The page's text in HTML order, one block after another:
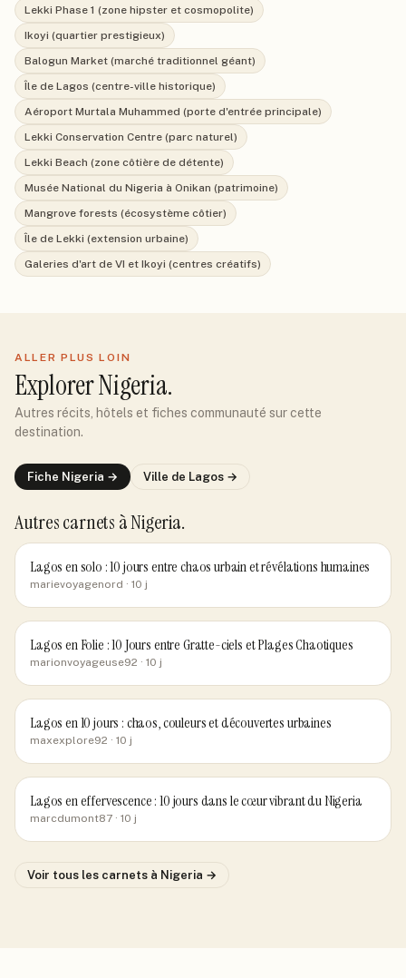
Lekki Phase 1 (zone hipster et cosmopolite)
Ikoyi (quartier prestigieux)
Balogun Market (marché traditionnel géant)
Île de Lagos (centre-ville historique)
Aéroport Murtala Muhammed (porte d'entrée principale)
Lekki Conservation Centre (parc naturel)
Lekki Beach (zone côtière de détente)
Musée National du Nigeria à Onikan (patrimoine)
Mangrove forests (écosystème côtier)
Île de Lekki (extension urbaine)
Galeries d'art de VI et Ikoyi (centres créatifs)
ALLER PLUS LOIN
ExplorerNigeria.
Autres récits, hôtels et fiches communauté sur cette
destination.
Fiche Nigeria → Ville de Lagos →
Autres carnets à Nigeria.
Lagos en solo : 10 jours entre chaos urbain et révélations humaines
marievoyagenord · 10 j
Lagos en Folie : 10 Jours entre Gratte-ciels et Plages Chaotiques
marionvoyageuse92 · 10 j
Lagos en 10 jours : chaos, couleurs et découvertes urbaines
maxexplore92 · 10 j
Lagos en effervescence : 10 jours dans le cœur vibrant du Nigeria
marcdumont87 · 10 j
Voir tous les carnets à Nigeria →